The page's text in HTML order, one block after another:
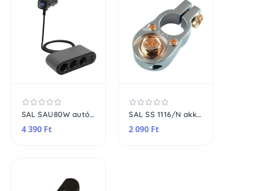
SAL SAU80W autós feszültségelosztó és USB töltő, 3.4A USB töltő, max.80Watt, fém burkolat, Voltmérő, autó-akkumulátor állapotának ellenőrzése, 12/24V járművekhez
4 390 Ft
SAL SS 1116/N akkumulátor-csatlakozó, negatív pólus, M8 csavar, 16mm alátét, titánium
2 090 Ft